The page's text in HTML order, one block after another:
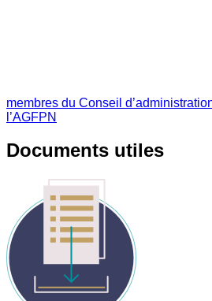
membres du Conseil
l’AGFPN
Documents utiles